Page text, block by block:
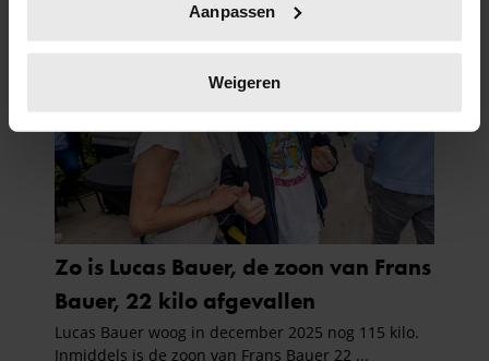
scannen op specifieke eigenschappen (fingerprinting)
verwerkt en stel uw voorkeuren in het
intrekken in de Cookieverklaring.
We gebruiken cookies om content en advertenties te
personaliseren, om functies voor social media te bieden
en om ons websiteverkeer te analyseren. Ook delen we
informatie over uw gebruik van onze site met onze
partners voor social media, adverteren en analyse. Deze
partners kunnen deze gegevens combineren met andere
informatie die u aan ze heeft verstrekt of die ze hebben
Aanpassen
Weigeren